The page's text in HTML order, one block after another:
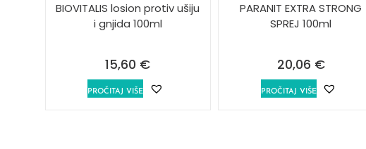
BIOVITALIS losion protiv ušiju
i gnjida 100ml
15,60 €
PROČITAJ VIŠE
PARANIT EXTRA STRONG
SPREJ 100ml
20,06 €
PROČITAJ VIŠE